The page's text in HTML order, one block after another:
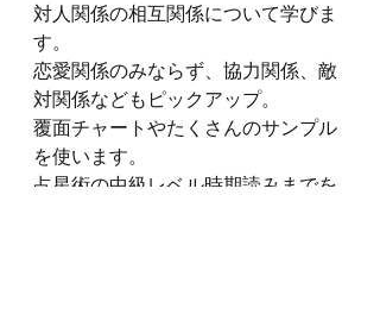
対人関係の相互関係について学びま
す。
恋愛関係のみならず、協力関係、敵
対関係などもピックアップ。
覆面チャートやたくさんのサンプル
を使います。
占星術の中級レベル時期読みまでを